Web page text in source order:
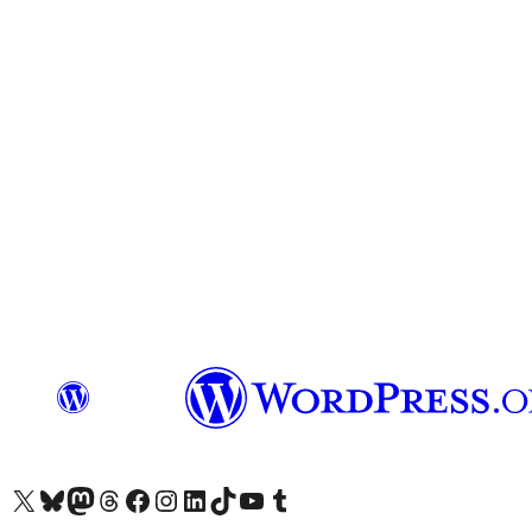
X (eski Twitter) hesabımıza bakın
Bluesky hesabımızı ziyaret edinMastodon hesabımızı ziyaret edinThreads hesabımızı ziyaret edinFacebook sayfamızı ziyaret edinInstagram hesabımızı ziyaret edinLinkedIn hesabımızı ziyaret edinTikTok hesabımızı ziyaret edinYouTube kanalımızı ziyaret edinTumblr hesabımızı ziyaret edin